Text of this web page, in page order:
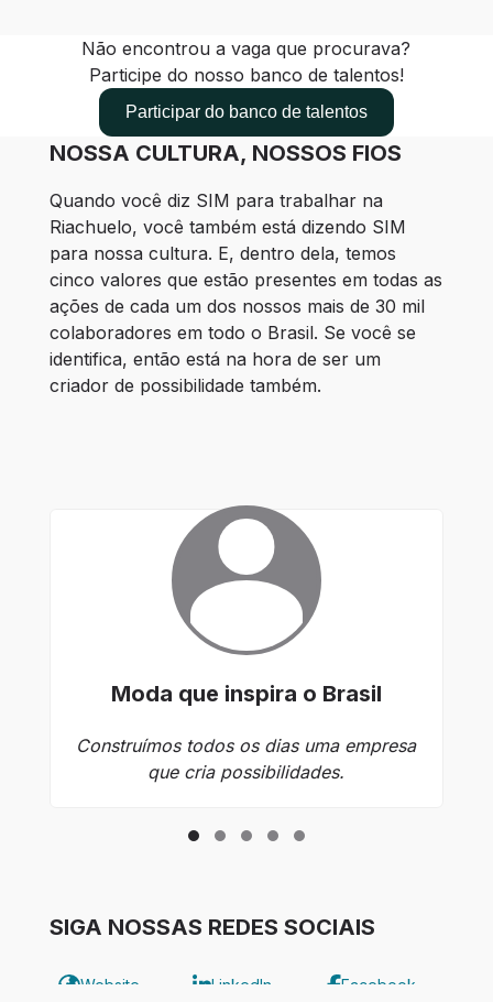
Não encontrou a vaga que procurava?
Participe do nosso banco de talentos!
Participar do banco de talentos
NOSSA CULTURA, NOSSOS FIOS
Quando você diz SIM para trabalhar na
Riachuelo, você também está dizendo SIM
para nossa cultura. E, dentro dela, temos
cinco valores que estão presentes em todas as
ações de cada um dos nossos mais de 30 mil
colaboradores em todo o Brasil. Se você se
identifica, então está na hora de ser um
criador de possibilidade também.
Moda que inspira o Brasil
Construímos todos os dias uma empresa
que cria possibilidades.
SIGA NOSSAS REDES SOCIAIS
Website LinkedIn Facebook